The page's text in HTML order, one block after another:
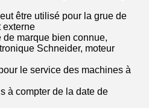
être utilisé pour la grue de
externe
marque bien connue,
Schneider, moteur
le service des machines à
à compter de la date de